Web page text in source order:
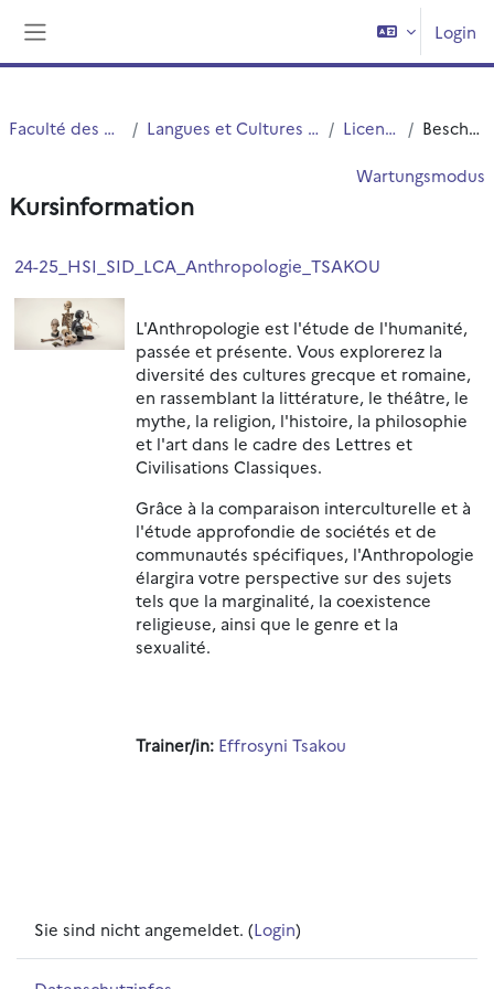
Login
Faculté des Humanités Langues et Cultures Antiques (LCA) Licence LCA Beschreibung
Wartungsmodus
Kursinformation
24-25_HSI_SID_LCA_Anthropologie_TSAKOU
L'Anthropologie est l'étude de l'humanité,
passée et présente. Vous explorerez la
diversité des cultures grecque et romaine,
en rassemblant la littérature, le théâtre, le
mythe, la religion, l'histoire, la philosophie
et l'art dans le cadre des Lettres et
Civilisations Classiques.
Grâce à la comparaison interculturelle et à
l'étude approfondie de sociétés et de
communautés spécifiques, l'Anthropologie
élargira votre perspective sur des sujets
tels que la marginalité, la coexistence
religieuse, ainsi que le genre et la
sexualité.
Trainer/in: Effrosyni Tsakou
Sie sind nicht angemeldet. (Login)